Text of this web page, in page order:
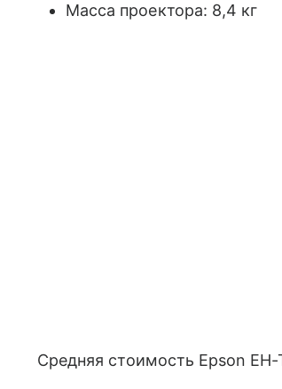
Масса проектора: 8,4 кг
Средняя стоимость Epson